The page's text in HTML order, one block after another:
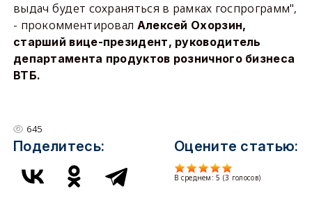
выдач будет сохраняться в рамках госпрограмм",
- прокомментировал Алексей Охорзин,
старший вице-президент, руководитель
департамента продуктов розничного бизнеса
ВТБ.
645
Поделитесь: Оцените статью:
В среднем:5 (3 голосов)